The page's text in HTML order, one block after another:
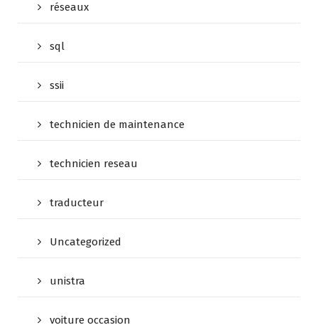
réseaux
sql
ssii
technicien de maintenance
technicien reseau
traducteur
Uncategorized
unistra
voiture occasion